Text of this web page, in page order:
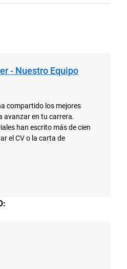
- Nuestro Equipo
compartido los mejores
avanzar en tu carrera.
han escrito más de cien
el CV o la carta de